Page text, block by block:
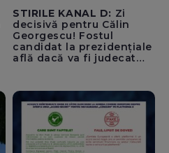
STIRILE KANAL D: Zi
decisivă pentru Călin
Georgescu! Fostul
candidat la prezidențiale
află dacă va fi judecat